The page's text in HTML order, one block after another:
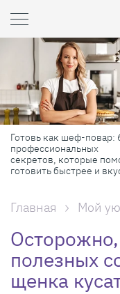
Готовь как шеф-повар:
профессиональных
секретов, которые
готовить быстрее и
Главная Мой
полезных
щенка